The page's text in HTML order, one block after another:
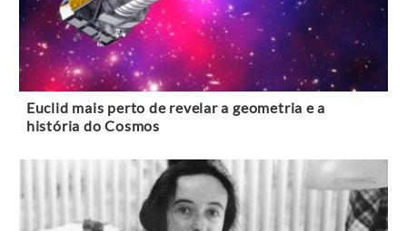
Euclid mais perto de revelar a geometria e a
história do Cosmos